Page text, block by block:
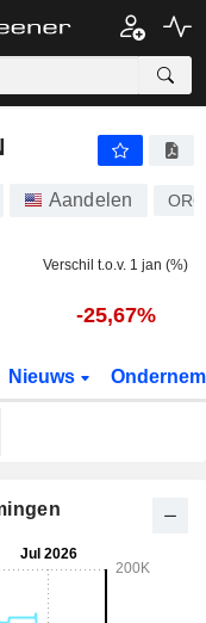
Aandelen
Verschil t.o.v. 1 jan (%)
-25,67%
Nieuws